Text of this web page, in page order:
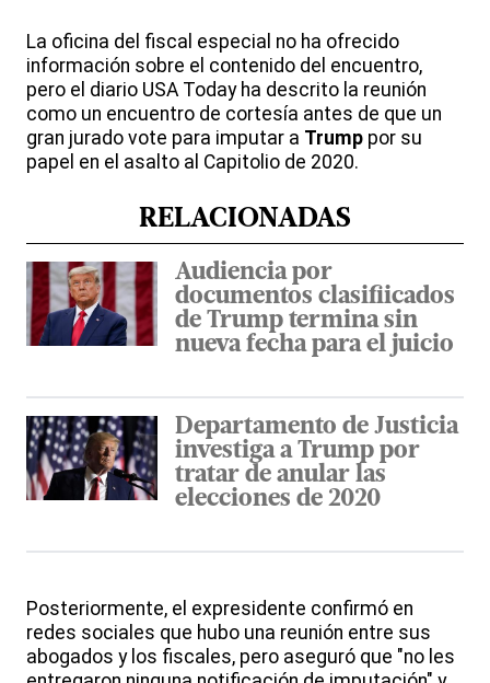
La oficina del fiscal especial no ha ofrecido
información sobre el contenido del encuentro,
pero el diario USA Today ha descrito la reunión
como un encuentro de cortesía antes de que un
gran jurado vote para imputar a Trump por su
papel en el asalto al Capitolio de 2020.
RELACIONADAS
Audiencia por
documentos clasifiicados
de Trump termina sin
nueva fecha para el juicio
Departamento de Justicia
investiga a Trump por
tratar de anular las
elecciones de 2020
Posteriormente, el expresidente confirmó en
redes sociales que hubo una reunión entre sus
abogados y los fiscales, pero aseguró que "no les